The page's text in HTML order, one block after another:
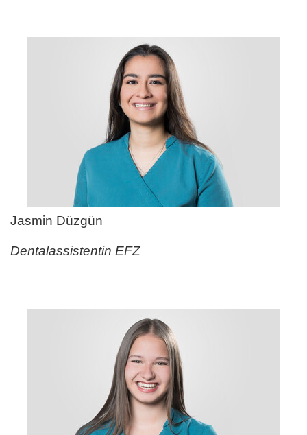
Jasmin Düzgün
Dentalassistentin EFZ